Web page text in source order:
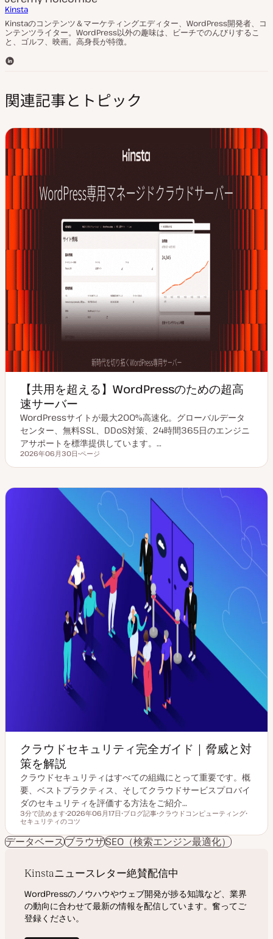
Kinsta
Kinstaのコンテンツ＆マーケティングエディター、WordPress開発者、コ
ンテンツライター。WordPress以外の趣味は、ビーチでのんびりするこ
と、ゴルフ、映画。高身長が特徴。
L
k
e
I
関連記事とトピック
【共用を超える】WordPressのための超高
速サーバー
WordPressサイトが最大200%高速化。グローバルデータ
センター、無料SSL、DDoS対策、24時間365日のエンジニ
アサポートを標準提供しています。…
更新日
2026年06月30日
稿
イ
ページ
クラウドセキュリティ完全ガイド｜脅威と対
策を解説
クラウドセキュリティはすべての組織にとって重要です。概
要、ベストプラクティス、そしてクラウドサービスプロバイ
ダのセキュリティを評価する方法をご紹介…
読むのにかかる時間
3分で読めます
更
日
2026年06月17日
タ
イ
ブログ記事
ッ
ク
クラウドコンピューティング
ッ
セキュリティのコツ
データベースブラウザSEO（検索エンジン最適化）